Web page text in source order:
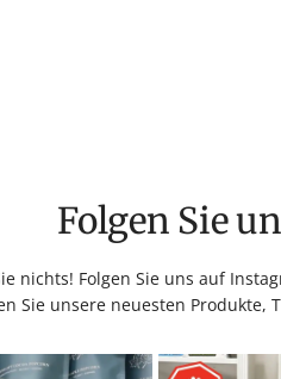
Folgen Sie
nichts! Folgen Sie uns auf
Sie unsere neuesten